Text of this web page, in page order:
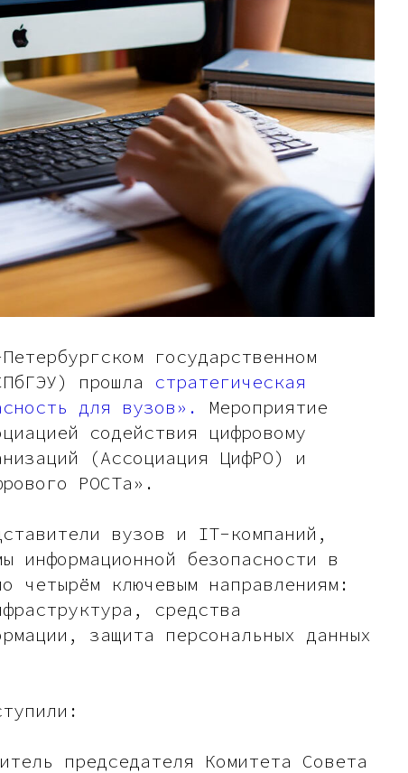
государственном
прошла стратегическая
для вузов».
Мероприятие
содействия цифровому
(Ассоциация ЦифРО) и
РОСТа».
вузов и IT-компаний,
информационной безопасности в
четырём ключевым направлениям:
средства
защита персональных данных
председателя Комитета Совета